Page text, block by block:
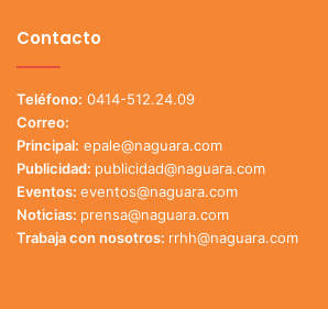
Contacto
Teléfono: 0414-512.24.09
Correo:
Principal: epale@naguara.com
Publicidad: publicidad@naguara.com
Eventos: eventos@naguara.com
Noticias: prensa@naguara.com
Trabaja con nosotros: rrhh@naguara.com